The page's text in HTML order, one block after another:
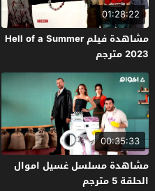
01:28:22
مشاهدة فيلم Hell of a Summer
2023 مترجم
00:35:33
مشاهدة مسلسل غسيل اموال
الحلقة 5 مترجم